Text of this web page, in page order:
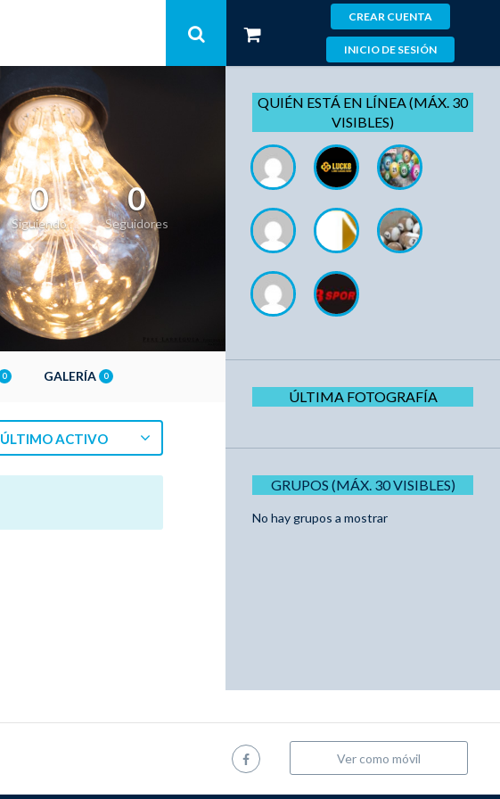
CREAR CUENTA
INICIO DE SESIÓN
0
Siguiendo
0
Seguidores
0 GALERÍA 0
ÚLTIMO ACTIVO
QUIÉN ESTÁ EN LÍNEA (MÁX. 30
VISIBLES)
ÚLTIMA FOTOGRAFÍA
GRUPOS (MÁX. 30 VISIBLES)
No hay grupos a mostrar